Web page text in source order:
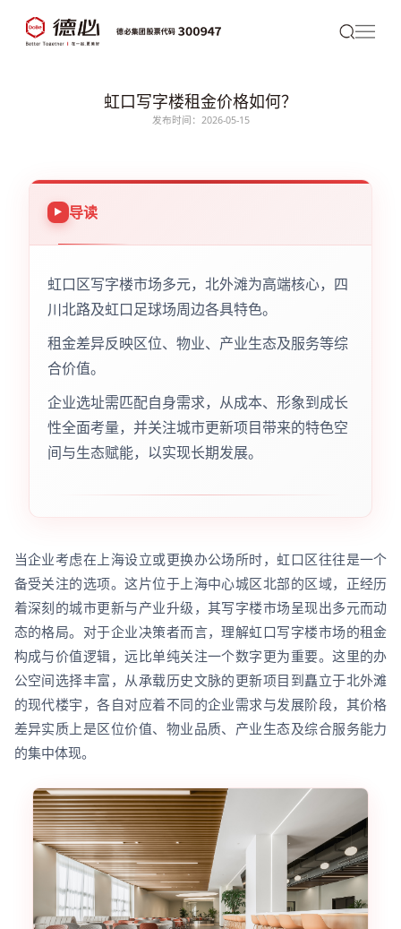
虹口写字楼租金价格如何？
发布时间：2026-05-15
导读
虹口区写字楼市场多元，北外滩为高端核心，四
川北路及虹口足球场周边各具特色。
租金差异反映区位、物业、产业生态及服务等综
合价值。
企业选址需匹配自身需求，从成本、形象到成长
性全面考量，并关注城市更新项目带来的特色空
间与生态赋能，以实现长期发展。
当企业考虑在上海设立或更换办公场所时，虹口区往往是一个
备受关注的选项。这片位于上海中心城区北部的区域，正经历
着深刻的城市更新与产业升级，其写字楼市场呈现出多元而动
态的格局。对于企业决策者而言，理解虹口写字楼市场的租金
构成与价值逻辑，远比单纯关注一个数字更为重要。这里的办
公空间选择丰富，从承载历史文脉的更新项目到矗立于北外滩
的现代楼宇，各自对应着不同的企业需求与发展阶段，其价格
差异实质上是区位价值、物业品质、产业生态及综合服务能力
的集中体现。